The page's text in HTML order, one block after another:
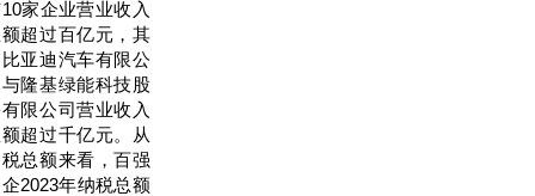
家企业营业收入
超过百亿元，其
亚迪汽车有限公
隆基绿能科技股
限公司营业收入
超过千亿元。从
总额来看，百强
2023年纳税总额